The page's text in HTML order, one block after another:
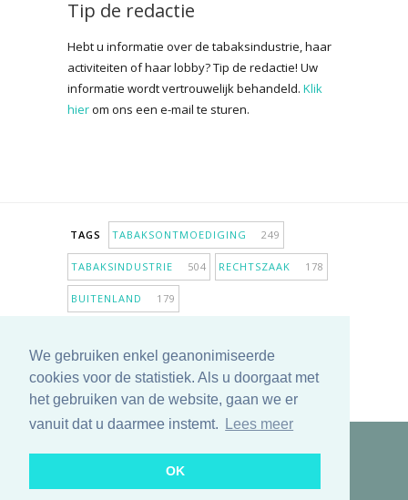
We gebruiken enkel geanonimiseerde
cookies voor de statistiek. Als u doorgaat met
het gebruiken van de website, gaan we er
vanuit dat u daarmee instemt.
Lees meer
OK
Tip de redactie
Hebt u informatie over de tabaksindustrie, haar
activiteiten of haar lobby? Tip de redactie! Uw
informatie wordt vertrouwelijk behandeld. Klik
hierom ons een e-mail te sturen.
TAGS TABAKSONTMOEDIGING 249
TABAKSINDUSTRIE 504 RECHTSZAAK 178
BUITENLAND 179
ANTIROOKBELEID307 ONDERZOEK
MEER TAGS TONEN
Copyright © 2025 TabakNee - Rookpreventie Jeugd